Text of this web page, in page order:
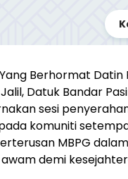
Yang Berhormat Datin
Datuk Bandar
sesi
komuniti
MBPG
demi